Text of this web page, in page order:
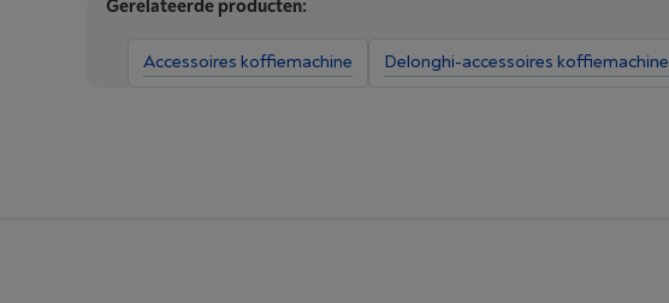
Gerelateerde producten:
Accessoires koffiemachine Delonghi-accessoires koffiemachine